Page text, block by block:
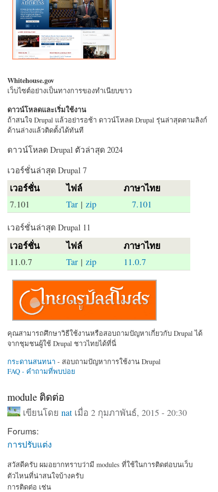
Whitehouse.gov
เว็บไซต์อย่างเป็นทางการของทำเนียบขาว
ดาวน์โหลดและเริ่มใช้งาน
ถ้าสนใจ Drupal แล้วอย่ารอช้า ดาวน์โหลด Drupal รุ่นล่าสุดตามลิงก์
ด้านล่างแล้วติดตั้งได้ทันที
ดาวน์โหลด Drupal ตัวล่าสุด 2024
เวอร์ชั่นล่าสุด Drupal 7
เวอร์ชั่น ไฟล์ ภาษาไทย
7.101 Tar |zip 7.101
เวอร์ชั่นล่าสุด Drupal 11
เวอร์ชั่น ไฟล์ ภาษาไทย
11.0.7 Tar | zip 11.0.7
คุณสามารถศึกษาวิธีใช้งานหรือสอบถามปัญหาเกี่ยวกับ Drupal ได้
จากชุมชนผู้ใช้ Drupal ชาวไทยได้ที่นี่
กระดานสนทนา - สอบถามปัญหาการใช้งาน Drupal
FAQ - คำถามที่พบบ่อย
module ติดต่อ
เขียนโดย natเมื่อ 2 กุมภาพันธ์, 2015 - 20:30
Forums:
การปรับแต่ง
สวัสดีครับ ผมอยากทราบว่ามี modules ที่ใช้ในการติดต่อบนเว็บ
ตัวไหนที่น่าสนใจบ้างครับ
การติดต่อ เช่น